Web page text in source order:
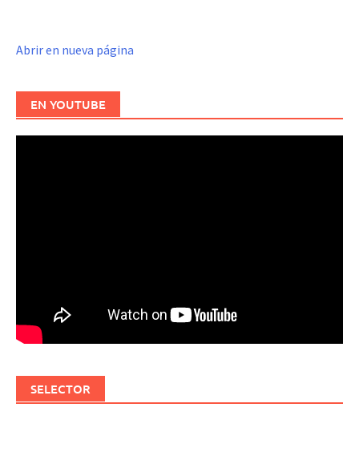
Abrir en nueva página
EN YOUTUBE
SELECTOR